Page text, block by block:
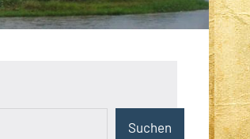
Suchen